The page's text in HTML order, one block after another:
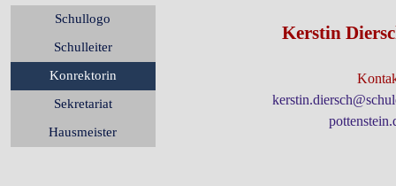
Menü überspringen
Schullogo
Schulleiter
Konrektorin
Sekretariat
Hausmeister
Kerstin